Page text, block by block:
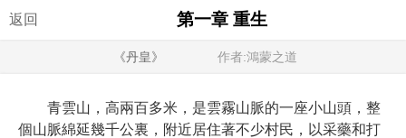
返回 第一章 重生
《丹皇》 作者:鴻蒙之道
青雲山，高兩百多米，是雲霧山脈的一座小山頭，整
個山脈綿延幾千公裏，附近居住著不少村民，以采藥和打